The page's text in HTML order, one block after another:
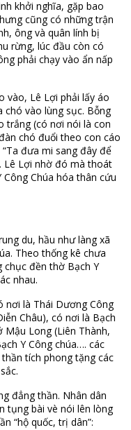
khởi nghĩa, gặp bao
cũng có những trận
ông và quân lính bị
rừng, lúc đầu còn có
phải chạy vào ẩn nấp
vào, Lê Lợi phải lấy áo
chó vào lùng sục. Bỗng
trắng (có nơi nói là con
chó đuổi theo con cáo
đưa mi sang đây để
Lê Lợi nhờ đó mà thoát
Chúa hóa thân cứu
du, hầu như làng xã
Theo thống kê chưa
chục đền thờ Bạch Y
nhau.
nơi là Thái Dương Công
Châu), có nơi là Bạch
Long (Liên Thành,
Y Công chúa…. các
tích phong tặng các
đẳng thần. Nhân dân
tụng bài vè nói lên lòng
“hộ quốc, trị dân”: